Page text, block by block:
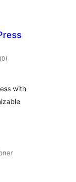
(Totalt
antal
0)
with